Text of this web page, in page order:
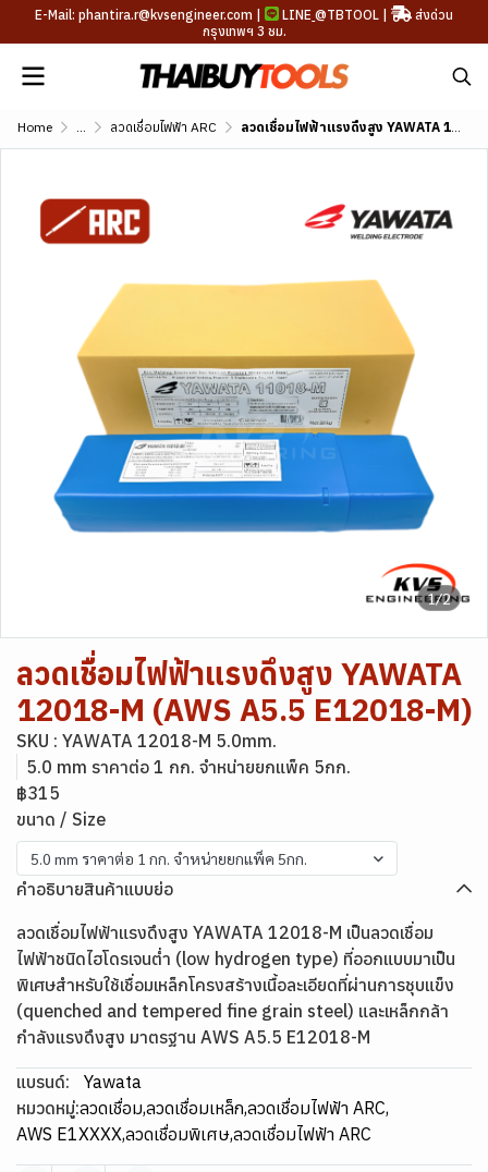
E-Mail: phantira.r@kvsengineer.com | LINE @TBTOOL |
ส่งด่วน
กรุงเทพฯ 3 ชม.
Home ... ลวดเชื่อมไฟฟ้า ARC ลวดเชื่อมไฟฟ้าแรงดึงสูง YAWATA 12018-M (AWS A5.5 E12018-M)
1/2
ลวดเชื่อมไฟฟ้าแรงดึงสูง YAWATA
12018-M (AWS A5.5 E12018-M)
SKU : YAWATA 12018-M 5.0mm.
5.0 mm ราคาต่อ 1 กก. จำหน่ายยกแพ็ค 5กก.
฿315
ขนาด / Size
5.0 mm ราคาต่อ 1 กก. จำหน่ายยกแพ็ค 5กก.
คำอธิบายสินค้าแบบย่อ
ลวดเชื่อมไฟฟ้าแรงดึงสูง YAWATA 12018-M เป็นลวดเชื่อม
ไฟฟ้าชนิดไฮโดรเจนต่ำ (low hydrogen type) ที่ออกแบบมาเป็น
พิเศษสำหรับใช้เชื่อมเหล็กโครงสร้างเนื้อละเอียดที่ผ่านการชุบแข็ง
(quenched and tempered fine grain steel) และเหล็กกล้า
กำลังแรงดึงสูง มาตรฐาน AWS A5.5 E12018-M
แบรนด์:
Yawata
หมวดหมู่:ลวดเชื่อม,ลวดเชื่อมเหล็ก,ลวดเชื่อมไฟฟ้า ARC,
AWS E1XXXX,ลวดเชื่อมพิเศษ,ลวดเชื่อมไฟฟ้า ARC